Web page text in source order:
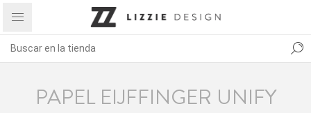
PAPEL EIJFFINGER UNIFY